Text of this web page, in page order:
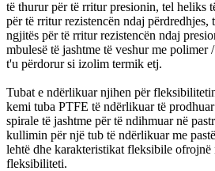
të thurur për të rritur presionin, tel heliks
për të rritur rezistencën ndaj përdredhjes,
ngjitës për të rritur rezistencën ndaj
mbulesë të jashtme të veshur me polimer
t'u përdorur si izolim termik etj.
Tubat e ndërlikuar njihen për
kemi tuba PTFE të ndërlikuar të
spirale të jashtme për të ndihmuar në
kullimin për një tub të ndërlikuar me
lehtë dhe karakteristikat fleksibile ofrojnë
fleksibiliteti.